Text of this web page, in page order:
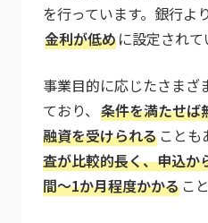
を行っています。銀行よ
金利が低めに設定されて
事業目的に応じたさまざ
ており、 条件を満たせば
融資を受けられる ことも
査が比較的長く、申込か
間～1か月程度かかる こ